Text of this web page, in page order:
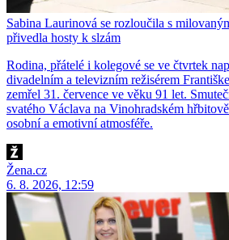
Sabina Laurinová se rozloučila s
přivedla hosty k slzám
Rodina, přátelé i kolegové se ve čtvrtek
divadelním a televizním režisérem
zemřel 31. července ve věku 91 let.
svatého Václava na Vinohradském
osobní a emotivní atmosféře.
Žena.cz
6. 8. 2026, 12:59